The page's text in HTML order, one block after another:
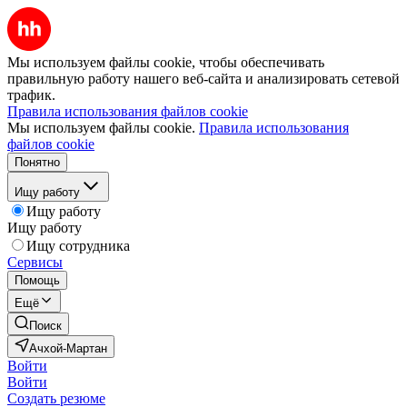
Мы используем файлы cookie, чтобы обеспечивать
правильную работу нашего веб-сайта и анализировать сетевой
трафик.
Правила использования файлов cookie
Мы используем файлы cookie. Правила использования
файлов cookie
Понятно
Ищу работу
Ищу работу
Ищу работу
Ищу сотрудника
Сервисы
Помощь
Ещё
Поиск
Ачхой-Мартан
Войти
Войти
Создать резюме